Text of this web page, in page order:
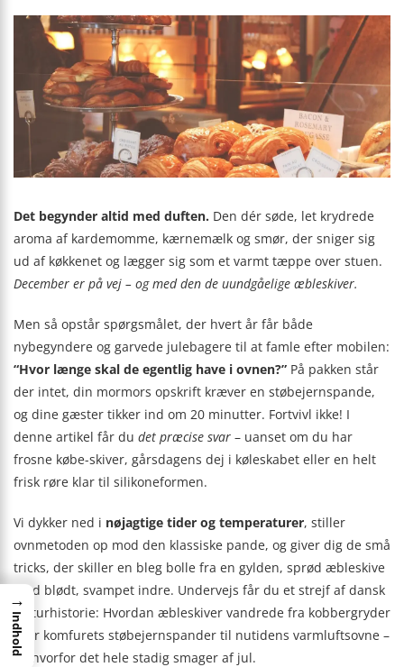
Det begynder altid med duften. Den dér søde, let krydrede
aroma af kardemomme, kærnemælk og smør, der sniger sig
ud af køkkenet og lægger sig som et varmt tæppe over stuen.
December er på vej – og med den de uundgåelige æbleskiver.
Men så opstår spørgsmålet, der hvert år får både
nybegyndere og garvede julebagere til at famle efter mobilen:
“Hvor længe skal de egentlig have i ovnen?” På pakken står
der intet, din mormors opskrift kræver en støbejernspande,
og dine gæster tikker ind om 20 minutter. Fortvivl ikke! I
denne artikel får du det præcise svar – uanset om du har
frosne købe-skiver, gårsdagens dej i køleskabet eller en helt
frisk røre klar til silikoneformen.
Vi dykker ned i nøjagtige tider og temperaturer, stiller
ovnmetoden op mod den klassiske pande, og giver dig de små
tricks, der skiller en bleg bolle fra en gylden, sprød æbleskive
med blødt, svampet indre. Undervejs får du et strejf af dansk
kulturhistorie: Hvordan æbleskiver vandrede fra kobbergryder
over komfurets støbejernspander til nutidens varmluftsovne –
og hvorfor det hele stadig smager af jul.
→
Indhold